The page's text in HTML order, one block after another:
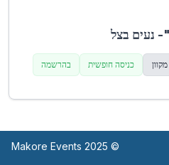
נעים בצל
כניסה חופשית בהרשמה
© Makore Events 2025